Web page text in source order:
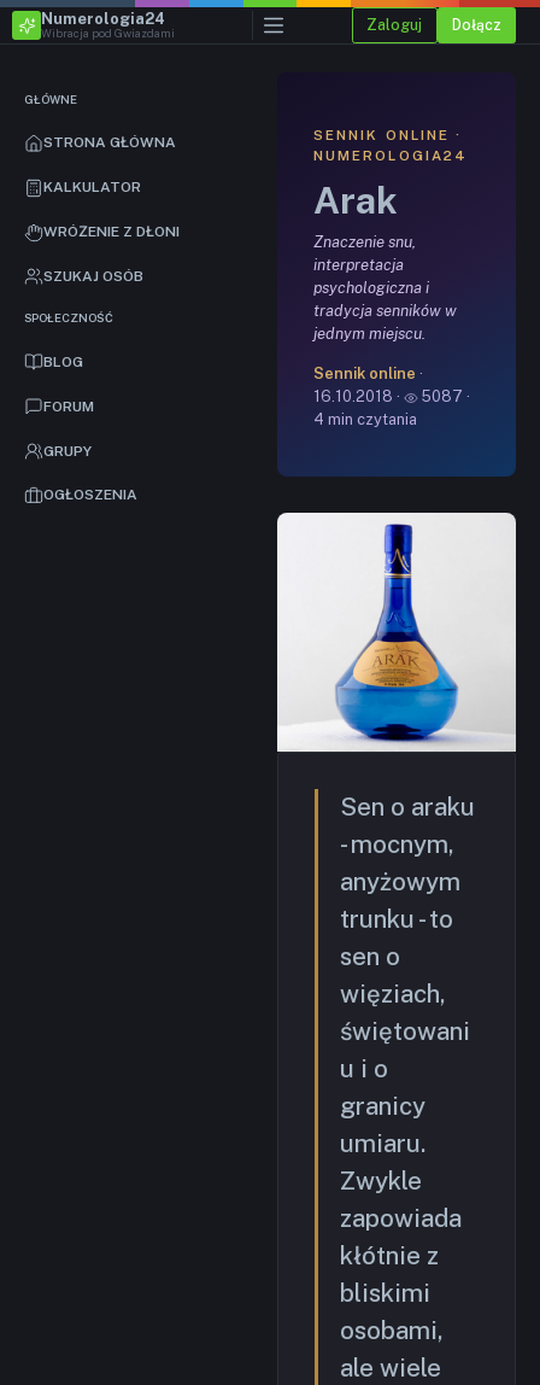
GŁÓWNE
STRONA GŁÓWNA
KALKULATOR
WRÓŻENIE Z DŁONI
SZUKAJ OSÓB
SPOŁECZNOŚĆ
BLOG
FORUM
GRUPY
OGŁOSZENIA
Numerologia24
Wibracja pod Gwiazdami Zaloguj Dołącz
SENNIK ONLINE ·
NUMEROLOGIA24
Arak
Znaczenie snu,
interpretacja
psychologiczna i
tradycja senników w
jednym miejscu.
Sennik online ·
16.10.2018 ·
5087 ·
4 min czytania
Sen o araku
- mocnym,
anyżowym
trunku - to
sen o
więziach,
świętowani
u i o
granicy
umiaru.
Zwykle
zapowiada
kłótnie z
bliskimi
osobami,
ale wiele